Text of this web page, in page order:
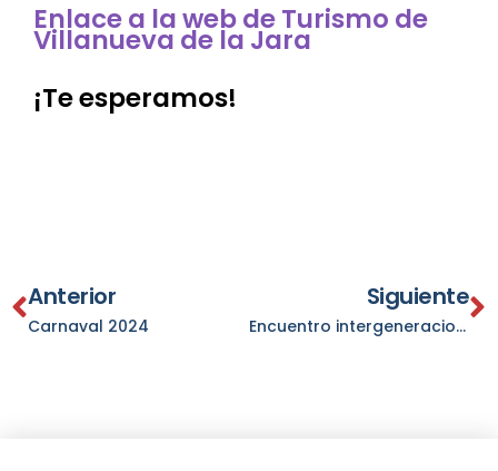
Enlace a la web de Turismo de
Villanueva de la Jara
¡Te esperamos!
Anterior
Carnaval 2024
Siguiente
Encuentro intergeneracional